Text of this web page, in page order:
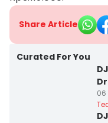
Share Article
Curated For You
06